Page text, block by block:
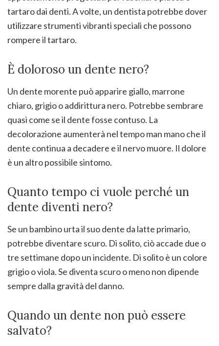
tartaro dai denti. A volte, un dentista potrebbe dover
utilizzare strumenti vibranti speciali che possono
rompere il tartaro.
È doloroso un dente nero?
Un dente morente può apparire giallo, marrone
chiaro, grigio o addirittura nero. Potrebbe sembrare
quasi come se il dente fosse contuso. La
decolorazione aumenterà nel tempo man mano che il
dente continua a decadere e il nervo muore. Il dolore
è un altro possibile sintomo.
Quanto tempo ci vuole perché un
dente diventi nero?
Se un bambino urta il suo dente da latte primario,
potrebbe diventare scuro. Di solito, ciò accade due o
tre settimane dopo un incidente. Di solito è un colore
grigio o viola. Se diventa scuro o meno non dipende
sempre dalla gravità del danno.
Quando un dente non può essere
salvato?